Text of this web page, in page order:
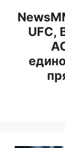
содержимому
UFC,